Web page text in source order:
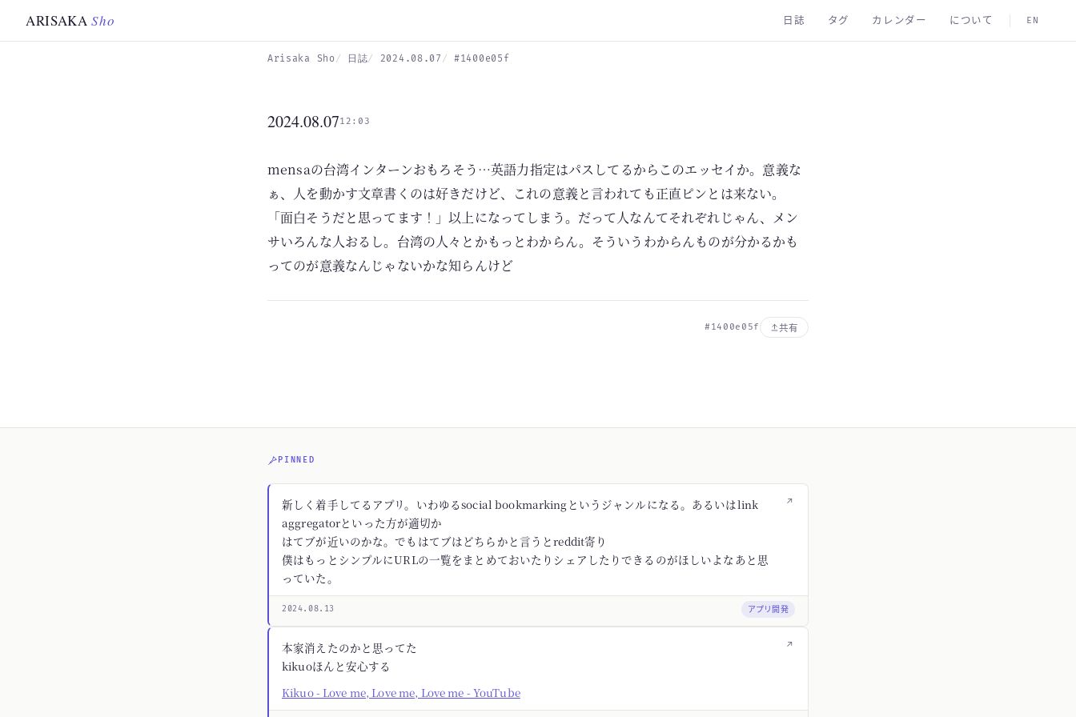
ARISAKASho 日誌 タグ カレンダー について EN
Arisaka Sho 日誌 2024.08.07 #1400e05f
2024.08.0712:03
mensaの台湾インターンおもろそう…英語力指定はパスしてるからこのエッセイか。意義な
ぁ、人を動かす文章書くのは好きだけど、これの意義と言われても正直ピンとは来ない。
「面白そうだと思ってます！」以上になってしまう。だって人なんてそれぞれじゃん、メン
サいろんな人おるし。台湾の人々とかもっとわからん。そういうわからんものが分かるかも
ってのが意義なんじゃないかな知らんけど
#1400e05f 共有
PINNED
↗
新しく着手してるアプリ。いわゆるsocial bookmarkingというジャンルになる。あるいはlink
aggregatorといった方が適切か
はてブが近いのかな。でもはてブはどちらかと言うとreddit寄り
僕はもっとシンプルにURLの一覧をまとめておいたりシェアしたりできるのがほしいよなあと思
っていた。
2024.08.13 アプリ開発
↗
本家消えたのかと思ってた
kikuoほんと安心する
Kikuo - Love me, Love me, Love me - YouTube